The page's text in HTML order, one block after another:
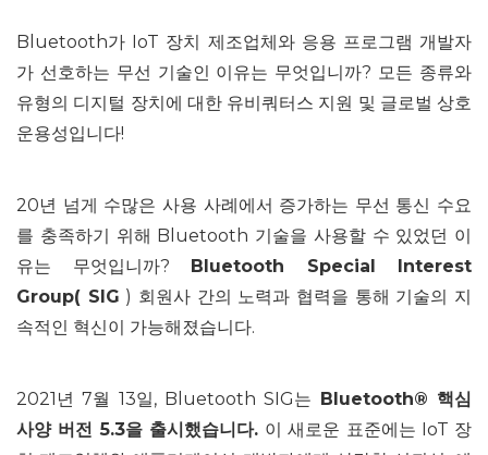
Bluetooth가 IoT 장치 제조업체와 응용 프로그램 개발자
가 선호하는 무선 기술인 이유는 무엇입니까? 모든 종류와
유형의 디지털 장치에 대한 유비쿼터스 지원 및 글로벌 상호
운용성입니다!
20년 넘게 수많은 사용 사례에서 증가하는 무선 통신 수요
를 충족하기 위해 Bluetooth 기술을 사용할 수 있었던 이
유는 무엇입니까? Bluetooth Special Interest
Group( SIG ) 회원사 간의 노력과 협력을 통해 기술의 지
속적인 혁신이 가능해졌습니다.
2021년 7월 13일, Bluetooth SIG는 Bluetooth® 핵심
사양 버전 5.3을 출시했습니다. 이 새로운 표준에는 IoT 장